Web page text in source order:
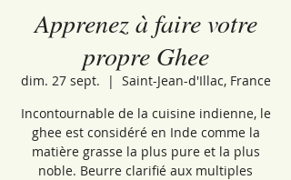
Apprenez à faire votre
propre Ghee
dim. 27 sept.
  |
Saint-Jean-d'Illac, France
Incontournable de la cuisine indienne, le
ghee est considéré en Inde comme la
matière grasse la plus pure et la plus
noble. Beurre clarifié aux multiples